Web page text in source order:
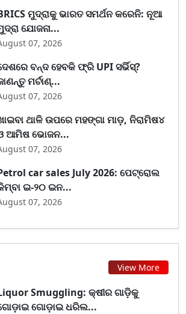
ମୁଦ୍ରାକୁ ଭାରତ ସମର୍ଥନ କରେନି: ନୂଆ
ଯୋଜନା...
07, 2026
ବନ୍ଦ ହେବକି ଫ୍ରି UPI ସର୍ଭିସ୍?
ମର୍ଚାଣ୍...
07, 2026
ଥାଳି ଉପରେ ମହଙ୍ଗା ମାଡ଼, ନିରାମିଷ୪
ଆମିଷ ଭୋଜନ...
07, 2026
car sales July 2026: ପେଟ୍ରୋଲ
ଇ-୨୦ ଇନ...
07, 2026
View More
Smuggling: କ୍ଷୀର ଗାଡ଼ିକୁ
ଗୋଡ଼ାଇ ଧରିଲ...